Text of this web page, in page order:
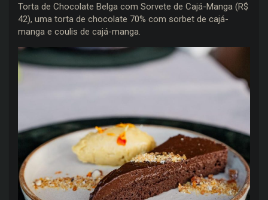
Torta de Chocolate Belga com Sorvete de Cajá-Manga (R$
42), uma torta de chocolate 70% com sorbet de cajá-
manga e coulis de cajá-manga.